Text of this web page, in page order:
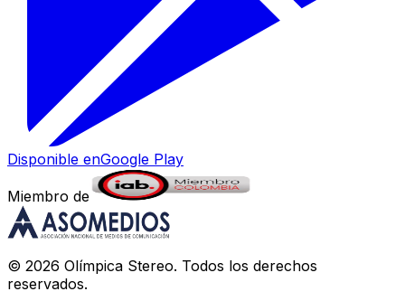
Disponible enGoogle Play
Miembro de
© 2026 Olímpica Stereo. Todos los derechos
reservados.